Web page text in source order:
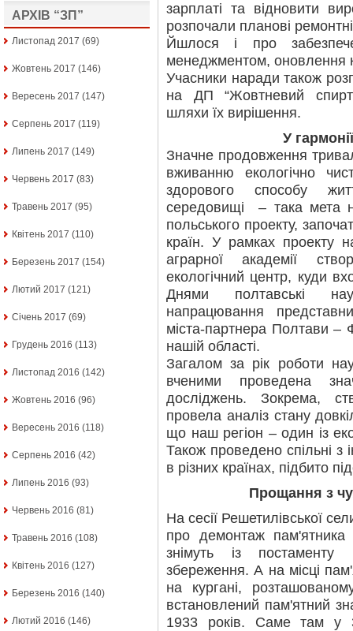
АРХІВ “ЗП”
Листопад 2017 (69)
Жовтень 2017 (146)
Вересень 2017 (147)
Серпень 2017 (119)
Липень 2017 (149)
Червень 2017 (83)
Травень 2017 (95)
Квітень 2017 (110)
Березень 2017 (154)
Лютий 2017 (121)
Січень 2017 (69)
Грудень 2016 (113)
Листопад 2016 (142)
Жовтень 2016 (96)
Вересень 2016 (118)
Серпень 2016 (42)
Липень 2016 (93)
Червень 2016 (81)
Травень 2016 (108)
Квітень 2016 (127)
Березень 2016 (140)
Лютий 2016 (146)
зарплаті та відновити
розпочали планові
Йшлося і про
менеджментом, оновлення
Учасники наради також
на ДП “Жовтневий
шляхи їх вирішення.
У
Значне продовження
вживанню екологічно
здорового способу
середовищі – така мета
польського проекту,
країн. У рамках проекту
аграрної академії
екологічний центр, куди
Днями полтавські
напрацювання
міста-партнера Полтави –
нашій області.
Загалом за рік роботи
вченими проведена
досліджень. Зокрема,
провела аналіз стану
що наш регіон – один із
Також проведено спільні
в різних країнах, підбито
Прощання з
На сесії Решетилівської
про демонтаж пам'ятника
знімуть із
збереження. А на місці
на кургані,
встановлений пам'ятний
1933 років. Саме там у